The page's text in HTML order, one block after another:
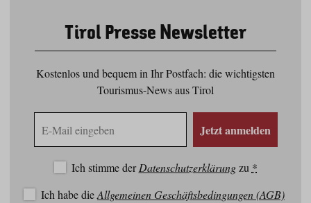
Tirol Presse Newsletter
Kostenlos und bequem in Ihr Postfach: die wichtigsten
Tourismus-News aus Tirol
Mail
Jetzt anmelden
Ich stimme derDatenschutzerklärungzu *
Ich habe dieAllgemeinen Geschäftsbedingungen (AGB)